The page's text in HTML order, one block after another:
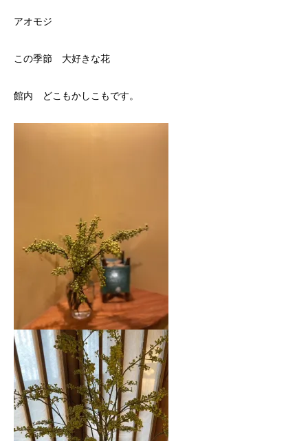
アオモジ
この季節 大好きな花
館内 どこもかしこもです。